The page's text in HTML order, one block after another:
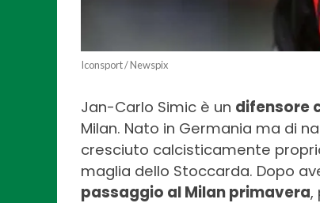
Iconsport / Newspix
Jan-Carlo Simic è un difensore
Milan. Nato in Germania ma di
cresciuto calcisticamente
maglia dello Stoccarda. Dopo
passaggio al Milan primavera,